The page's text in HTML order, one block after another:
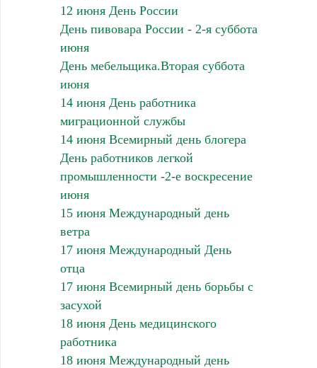
12 июня День России
День пивовара России - 2-я суббота
июня
День мебельщика.Вторая суббота
июня
14 июня День работника
миграционной службы
14 июня Всемирный день блогера
День работников легкой
промышленности -2-е воскресение
июня
15 июня Международный день
ветра
17 июня Международный День
отца
17 июня Всемирный день борьбы с
засухой
18 июня День медицинского
работника
18 июня Международный день